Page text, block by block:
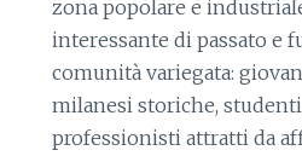
zona popolare e
interessante di passato e
comunità variegata:
milanesi storiche,
professionisti attratti da